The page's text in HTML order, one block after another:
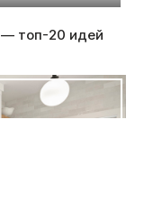
— топ-20 идей